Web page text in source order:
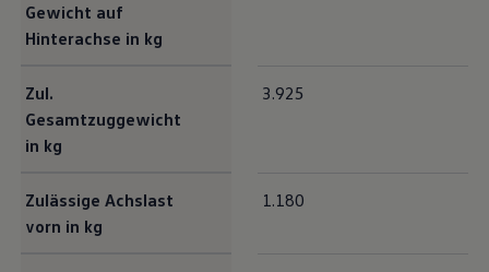
Gewicht auf
Hinterachse in kg
Zul.
Gesamtzuggewicht
in kg
3.925
Zulässige Achslast
vorn in kg
1.180